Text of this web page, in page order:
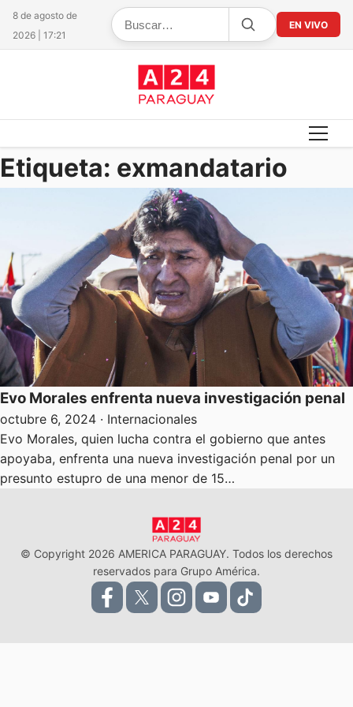
8 de agosto de
2026 | 17:21
EN VIVO
Etiqueta: exmandatario
Evo Morales enfrenta nueva investigación penal
octubre 6, 2024 · Internacionales
Evo Morales, quien lucha contra el gobierno que antes
apoyaba, enfrenta una nueva investigación penal por un
presunto estupro de una menor de 15…
© Copyright 2026 AMERICA PARAGUAY. Todos los derechos
reservados para Grupo América.